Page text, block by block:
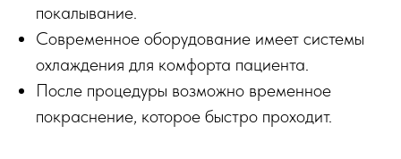
покалывание.
Современное оборудование имеет системы
охлаждения для комфорта пациента.
После процедуры возможно временное
покраснение, которое быстро проходит.